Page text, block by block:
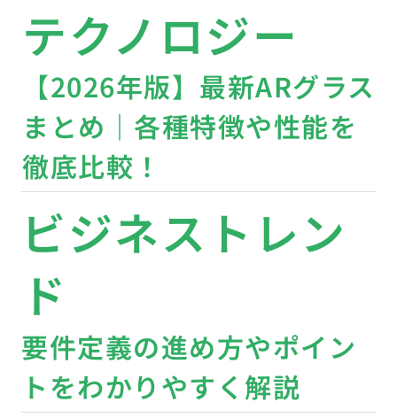
テクノロジー
【2026年版】最新ARグラス
まとめ｜各種特徴や性能を
徹底比較！
ビジネストレン
ド
要件定義の進め方やポイン
トをわかりやすく解説